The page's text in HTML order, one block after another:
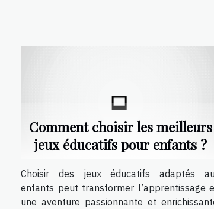
Comment choisir les meilleurs
jeux éducatifs pour enfants ?
Choisir des jeux éducatifs adaptés
enfants peut transformer l’apprentissage
une aventure passionnante et